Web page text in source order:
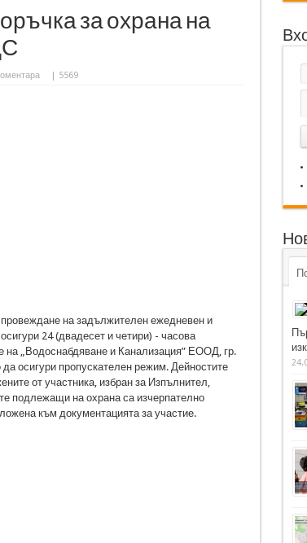
за охрана на
| 5569
провеждане на задължителен ежедневен и
24 (двадесет и четири) - часова
„Водоснабдяване и Канализация” ЕООД, гр.
осигури пропускателен режим. Дейностите
от участника, избран за Изпълнител,
подлежащи на охрана са изчерпателно
към документацията за участие.